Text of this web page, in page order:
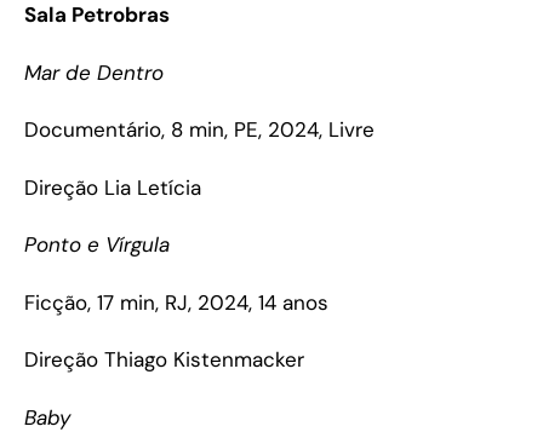
Sala Petrobras
Mar de Dentro
Documentário, 8 min, PE, 2024, Livre
Direção Lia Letícia
Ponto e Vírgula
Ficção, 17 min, RJ, 2024, 14 anos
Direção Thiago Kistenmacker
Baby